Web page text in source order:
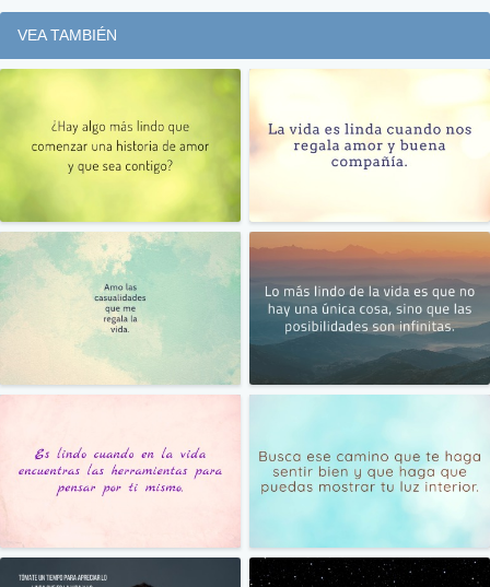
VEA TAMBIÉN